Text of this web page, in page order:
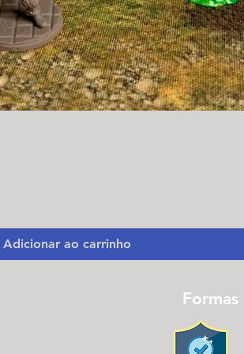
Adicionar ao carrinho